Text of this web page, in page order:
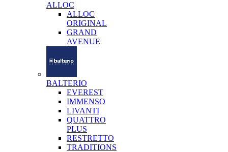
ALLOC
ALLOC
ORIGINAL
GRAND
AVENUE
BALTERIO
EVEREST
IMMENSO
LIVANTI
QUATTRO
PLUS
RESTRETTO
TRADITIONS